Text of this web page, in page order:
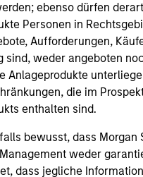
ebenso dürfen
Personen in
Aufforderungen,
sind, weder angeboten
Anlageprodukte
die im
enthalten sind.
bewusst, dass Morgan
weder
dass jegliche
Insights